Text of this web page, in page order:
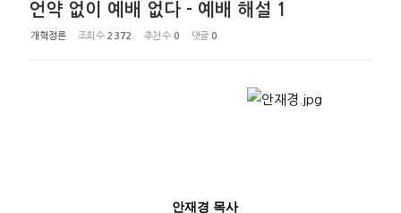
언약 없이 예배 없다 - 예배 해설 1
개혁정론 조회 수 2372 추천 수 0 댓글 0
안재경 목사
Sketchbook5, 스케치북5